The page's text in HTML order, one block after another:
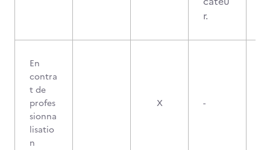
r.
En
contra
t de
profes
sionna
lisatio
n
X -